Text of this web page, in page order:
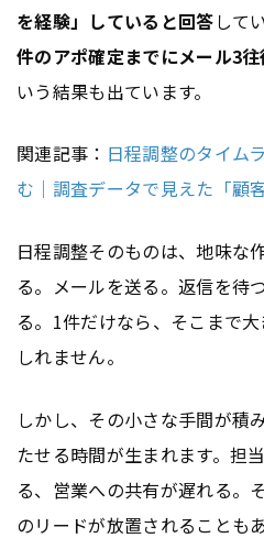
を経験」していると回答して
件のアポ確定までにメール3
いう結果も出ています。
関連記事： 日程調整のタイム
む｜調査データで見えた「顧
日程調整そのものは、地味な
る。メールを送る。返信を待
る。1件だけなら、そこまで
しれません。
しかし、その小さな手間が積
たせる時間が生まれます。担
る、営業への共有が遅れる。
のリードが放置されることもあ